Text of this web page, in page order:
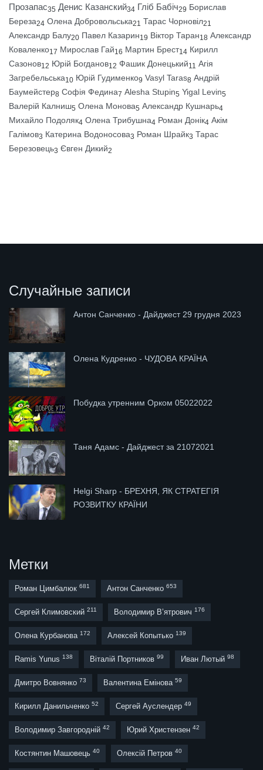
Прозапас35 Денис Казанский34 Гліб Бабіч29 Борислав
Береза24 Олена Добровольська21 Тарас Чорновіл21
Александр Балу20 Павел Казарин19 Віктор Таран18 Александр
Коваленко17 Мирослав Гай16 Мартин Брест14 Кирилл
Сазонов12 Юрій Богданов12 Фашик Донецький11 Агія
Загребельська10 Юрій Гудименко9 Vasyl Taras8 Андрій
Баумейстер8 Софія Федина7 Alesha Stupin5 Yigal Levin5
Валерій Калниш5 Олена Монова5 Александр Кушнарь4
Михайло Подоляк4 Олена Трибушна4 Роман Донік4 Акім
Галімов3 Катерина Водоносова3 Роман Шрайк3 Тарас
Березовець3 Євген Дикий2
Случайные записи
Антон Санченко - Дайджест 29 грудня 2023
Олена Кудренко - ЧУДОВА КРАЇНА
Побудка утренним Орком 05022022
Таня Адамс - Дайджест за 21072021
Helgi Sharp - БРЕХНЯ, ЯК СТРАТЕГІЯ
РОЗВИТКУ КРАЇНИ
Метки
Роман Цимбалюк 681 Антон Санченко 653
Сергей Климовский 211 Володимир В’ятрович 176
Олена Курбанова 172 Алексей Копытько 139
Ramis Yunus 138 Віталій Портников 99 Иван Лютый 98
Дмитро Вовнянко 73 Валентина Емінова 59
Кирилл Данильченко 52 Сергей Ауслендер 49
Володимир Завгородній 42 Юрий Христензен 42
Костянтин Машовець 40 Олексій Петров 40